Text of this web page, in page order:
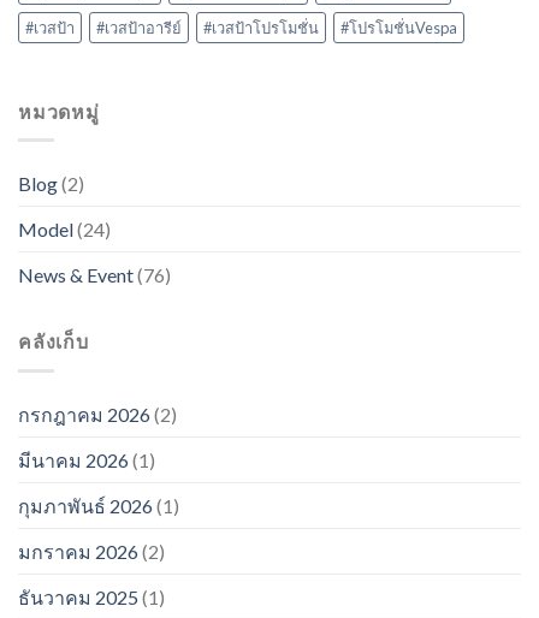
#เวสป้า
#เวสป้าอารีย์ #เวสป้าโปรโมชั่น #โปรโมชั่นVespa
หมวดหมู่
Blog(2)
Model(24)
News & Event(76)
คลังเก็บ
กรกฎาคม 2026(2)
มีนาคม 2026(1)
กุมภาพันธ์ 2026(1)
มกราคม 2026(2)
ธันวาคม 2025 (1)